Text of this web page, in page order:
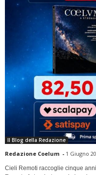
Il Blog della Redazione
Redazione Coelum - 1 Giugno
Cieli Remoti raccoglie cinque